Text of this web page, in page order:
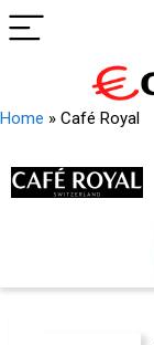
Home » Café Royal